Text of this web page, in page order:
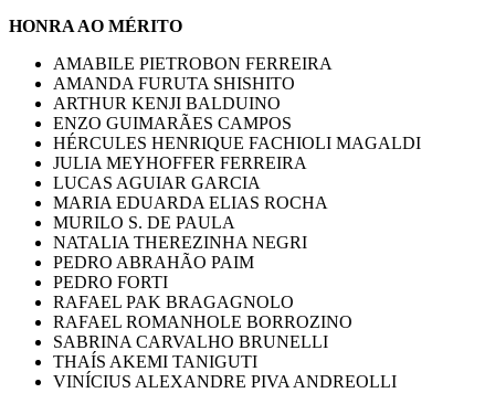
HONRA AO MÉRITO
AMABILE PIETROBON FERREIRA
AMANDA FURUTA SHISHITO
ARTHUR KENJI BALDUINO
ENZO GUIMARÃES CAMPOS
HÉRCULES HENRIQUE FACHIOLI MAGALDI
JULIA MEYHOFFER FERREIRA
LUCAS AGUIAR GARCIA
MARIA EDUARDA ELIAS ROCHA
MURILO S. DE PAULA
NATALIA THEREZINHA NEGRI
PEDRO ABRAHÃO PAIM
PEDRO FORTI
RAFAEL PAK BRAGAGNOLO
RAFAEL ROMANHOLE BORROZINO
SABRINA CARVALHO BRUNELLI
THAÍS AKEMI TANIGUTI
VINÍCIUS ALEXANDRE PIVA ANDREOLLI